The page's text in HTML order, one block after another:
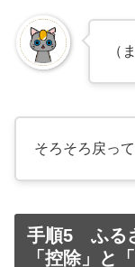
（
そろそろ戻って
手順5 ふる
「控除」と